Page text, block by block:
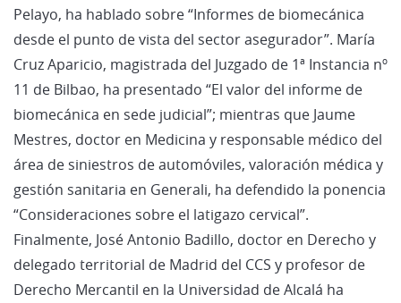
Pelayo, ha hablado sobre “Informes de biomecánica
desde el punto de vista del sector asegurador”. María
Cruz Aparicio, magistrada del Juzgado de 1ª Instancia nº
11 de Bilbao, ha presentado “El valor del informe de
biomecánica en sede judicial”; mientras que Jaume
Mestres, doctor en Medicina y responsable médico del
área de siniestros de automóviles, valoración médica y
gestión sanitaria en Generali, ha defendido la ponencia
“Consideraciones sobre el latigazo cervical”.
Finalmente, José Antonio Badillo, doctor en Derecho y
delegado territorial de Madrid del CCS y profesor de
Derecho Mercantil en la Universidad de Alcalá ha